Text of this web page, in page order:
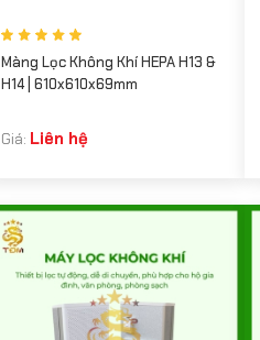
Màng Lọc Không Khí HEPA H13 &
H14 | 610x610x69mm
Giá: Liên hệ